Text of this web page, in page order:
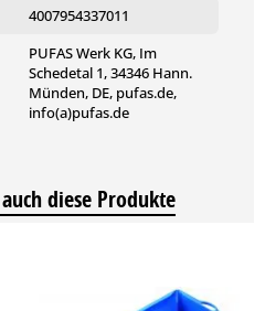
4007954337011
PUFAS Werk KG, Im
Schedetal 1, 34346 Hann.
Münden, DE, pufas.de,
info(a)pufas.de
diese Produkte